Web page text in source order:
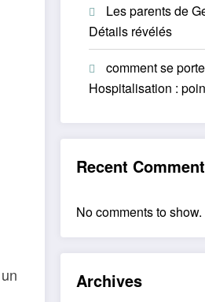
Les parents de
Détails révélés
comment se
Hospitalisation :
Recent
No comments to show.
Archives